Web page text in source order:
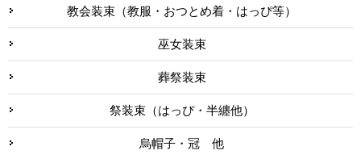
教会装束（教服・おつとめ着・はっぴ等）
巫女装束
葬祭装束
祭装束（はっぴ・半纏他）
烏帽子・冠 他